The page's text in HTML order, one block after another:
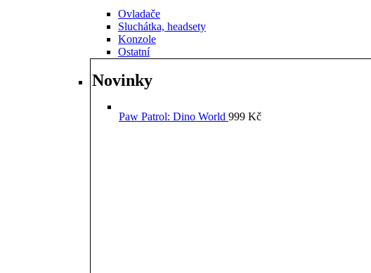
Ovladače
Sluchátka, headsety
Konzole
Ostatní
Novinky
Paw Patrol: Dino World 999 Kč